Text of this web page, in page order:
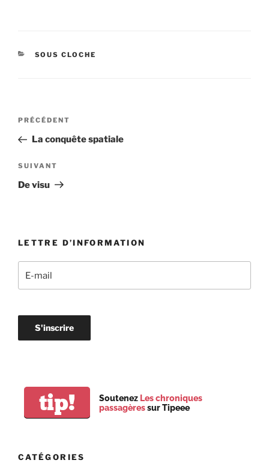
CATÉGORIES
SOUS CLOCHE
Navigation
l’article
Article
précédent
PRÉCÉDENT
La conquête spatiale
Article
suivant
SUIVANT
De visu
LETTRE D’INFORMATION
tip! Soutenez Les chroniques
passagèressur Tipeee
CATÉGORIES